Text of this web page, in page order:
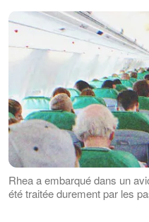
Rhea a embarqué dans un
été traitée durement par les